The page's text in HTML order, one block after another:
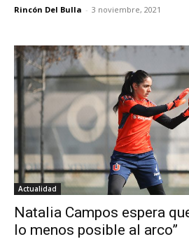
Rincón Del Bulla - 3 noviembre, 2021
Actualidad
Natalia Campos espera
lo menos posible al arco”